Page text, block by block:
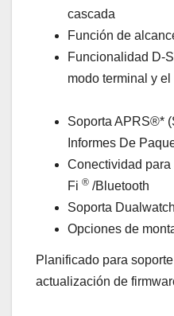
cascada
Función de
Funcionalidad D-
modo terminal y
Soporta APRS®*
Informes De
Conectividad
Fi ® /Bluetooth
Soporta
Opciones de
Planificado para
actualización de